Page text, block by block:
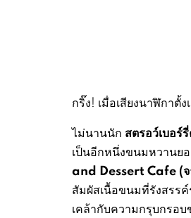
กริ๊ง! เมื่อเสียงนาฬิกา
ไม่นานนัก สตรอว์เบอร์
เป็นอีกหนึ่งขนมหวานย
and Dessert Cafe (
สัมผัสเนื้อขนมที่รังสรร
เคล้ากับความกรุบกรอ